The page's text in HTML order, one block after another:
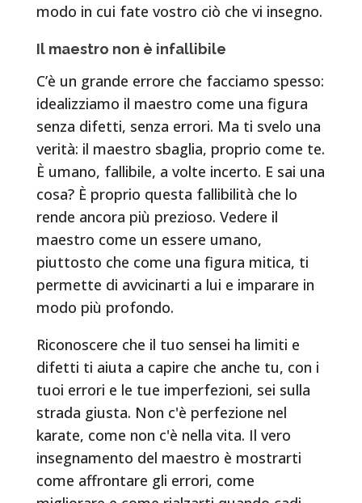
modo in cui fate vostro ciò che vi insegno.
Il maestro non è infallibile
C’è un grande errore che facciamo spesso:
idealizziamo il maestro come una figura
senza difetti, senza errori. Ma ti svelo una
verità: il maestro sbaglia, proprio come te.
È umano, fallibile, a volte incerto. E sai una
cosa? È proprio questa fallibilità che lo
rende ancora più prezioso. Vedere il
maestro come un essere umano,
piuttosto che come una figura mitica, ti
permette di avvicinarti a lui e imparare in
modo più profondo.
Riconoscere che il tuo sensei ha limiti e
difetti ti aiuta a capire che anche tu, con i
tuoi errori e le tue imperfezioni, sei sulla
strada giusta. Non c'è perfezione nel
karate, come non c'è nella vita. Il vero
insegnamento del maestro è mostrarti
come affrontare gli errori, come